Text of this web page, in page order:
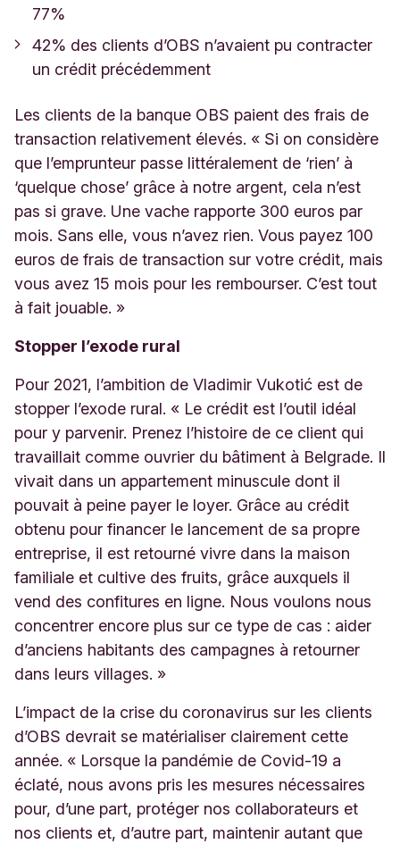
77%
42% des clients d’OBS n’avaient pu contracter
un crédit précédemment
Les clients de la banque OBS paient des frais de
transaction relativement élevés. « Si on considère
que l’emprunteur passe littéralement de ‘rien’ à
‘quelque chose’ grâce à notre argent, cela n’est
pas si grave. Une vache rapporte 300 euros par
mois. Sans elle, vous n’avez rien. Vous payez 100
euros de frais de transaction sur votre crédit, mais
vous avez 15 mois pour les rembourser. C’est tout
à fait jouable. »
Stopper l’exode rural
Pour 2021, l’ambition de Vladimir Vukotić est de
stopper l’exode rural. « Le crédit est l’outil idéal
pour y parvenir. Prenez l’histoire de ce client qui
travaillait comme ouvrier du bâtiment à Belgrade. Il
vivait dans un appartement minuscule dont il
pouvait à peine payer le loyer. Grâce au crédit
obtenu pour financer le lancement de sa propre
entreprise, il est retourné vivre dans la maison
familiale et cultive des fruits, grâce auxquels il
vend des confitures en ligne. Nous voulons nous
concentrer encore plus sur ce type de cas : aider
d’anciens habitants des campagnes à retourner
dans leurs villages. »
L’impact de la crise du coronavirus sur les clients
d’OBS devrait se matérialiser clairement cette
année. « Lorsque la pandémie de Covid-19 a
éclaté, nous avons pris les mesures nécessaires
pour, d’une part, protéger nos collaborateurs et
nos clients et, d’autre part, maintenir autant que